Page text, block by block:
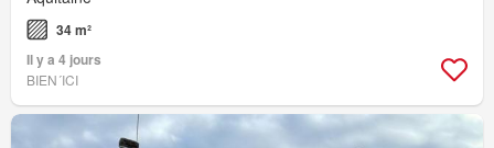
34 m²
Il y a 4 jours
BIEN´ICI